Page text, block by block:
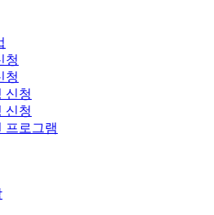
청
청
신청
신청
프로그램